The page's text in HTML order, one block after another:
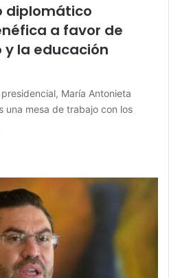
diplomático
a favor de
y la educación
María Antonieta
una mesa de trabajo con los